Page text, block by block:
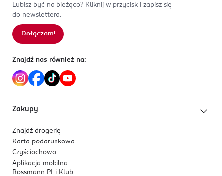
Lubisz być na bieżąco? Kliknij w przycisk i zapisz się
do newslettera.
Dołączam!
Znajdź nas również na:
Zakupy
Znajdź drogerię
Karta podarunkowa
Czyściochowo
Aplikacja mobilna
Rossmann PL i Klub